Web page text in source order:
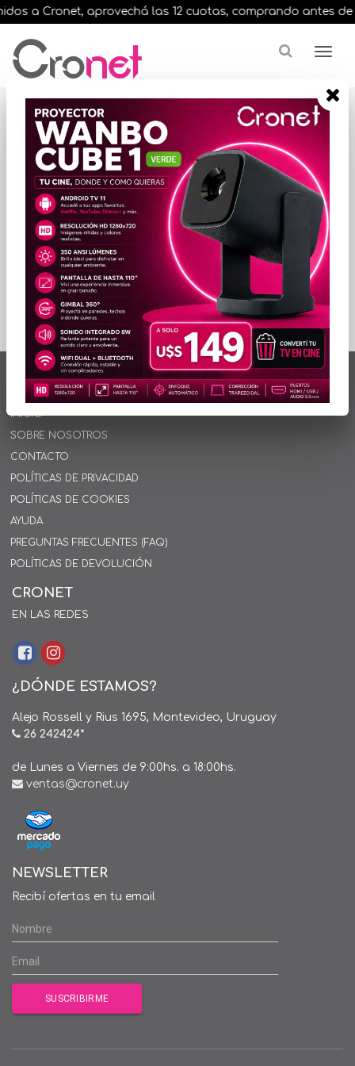
a Cronet, aprovechá las 12 cuotas, comprando antes de
Resultados para
"ecotank l1250
87154html"
ORDENAR POR PRECIO
No hay productos
que mostrar...
artículos en total
INFORMACIÓN
INICIO
SOBRE NOSOTROS
CONTACTO
POLÍTICAS DE PRIVACIDAD
POLÍTICAS DE COOKIES
AYUDA
PREGUNTAS FRECUENTES (FAQ)
POLÍTICAS DE DEVOLUCIÓN
CRONET
EN LAS REDES
¿DÓNDE ESTAMOS?
Alejo Rossell y Rius 1695, Montevideo, Uruguay
26 242424*
de Lunes a Viernes de 9:00hs. a 18:00hs.
ventas@cronet.uy
NEWSLETTER
Recibí ofertas en tu email